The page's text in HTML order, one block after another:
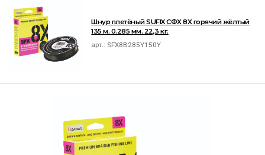
Шнур плетёный SUFIX СФХ 8Х горячий жёлтый
135 м. 0.285 мм. 22,3 кг.
арт.: SFX8B285Y150Y